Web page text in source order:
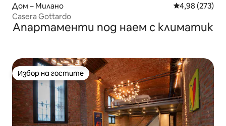
Дом – Милано Средна
4,98 (273)
Casera Gottardo
Апартаменти под наем с климатик
Избор на гостите
Избор на гостите